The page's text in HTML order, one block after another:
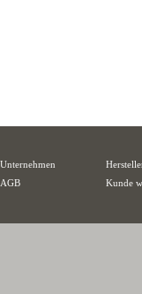
Unternehmen
AGB
Kunde